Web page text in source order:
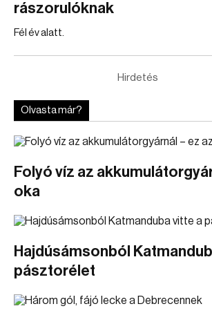
rászorulóknak
Fél év alatt.
Hirdetés
Olvasta már?
Folyó víz az
oka
Hajdúsámsonból
pásztorélet